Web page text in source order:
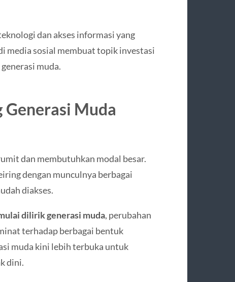
dan akses informasi yang
media sosial membuat topik investasi
muda.
Generasi Muda
dan membutuhkan modal besar.
dengan munculnya berbagai
diakses.
dilirik generasi muda, perubahan
terhadap berbagai bentuk
muda kini lebih terbuka untuk
dini.